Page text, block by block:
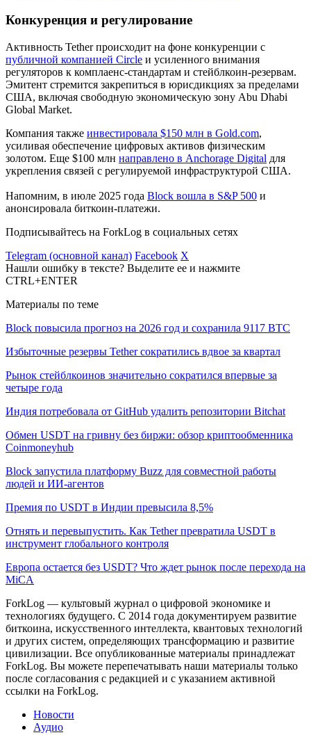
Конкуренция и регулирование
Активность Tether происходит на фоне конкуренции с
публичной компанией Circle и усиленного внимания
регуляторов к комплаенс-стандартам и стейблкоин-резервам.
Эмитент стремится закрепиться в юрисдикциях за пределами
США, включая свободную экономическую зону Abu Dhabi
Global Market.
Компания также инвестировала $150 млн в Gold.com,
усиливая обеспечение цифровых активов физическим
золотом. Еще $100 млн направлено в Anchorage Digital для
укрепления связей с регулируемой инфраструктурой США.
Напомним, в июле 2025 года Block вошла в S&P 500 и
анонсировала биткоин-платежи.
Подписывайтесь на ForkLog в социальных сетях
Telegram (основной канал) Facebook X
Нашли ошибку в тексте? Выделите ее и нажмите
CTRL+ENTER
Материалы по теме
Block повысила прогноз на 2026 год и сохранила 9117 BTC
Избыточные резервы Tether сократились вдвое за квартал
Рынок стейблкоинов значительно сократился впервые за
четыре года
Индия потребовала от GitHub удалить репозитории Bitchat
Обмен USDT на гривну без биржи: обзор криптообменника
Coinmoneyhub
Block запустила платформу Buzz для совместной работы
людей и ИИ-агентов
Премия по USDT в Индии превысила 8,5%
Отнять и перевыпустить. Как Tether превратила USDT в
инструмент глобального контроля
Европа остается без USDT? Что ждет рынок после перехода на
MiCA
ForkLog — культовый журнал о цифровой экономике и
технологиях будущего. С 2014 года документируем развитие
биткоина, искусственного интеллекта, квантовых технологий
и других систем, определяющих трансформацию и развитие
цивилизации. Все опубликованные материалы принадлежат
ForkLog. Вы можете перепечатывать наши материалы только
после согласования с редакцией и с указанием активной
ссылки на ForkLog.
Новости
Аудио